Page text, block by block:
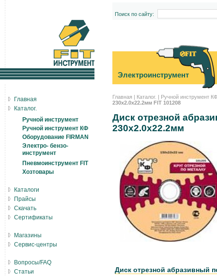
Поиск по сайту:
Электроинструмент
Главная | Каталог. | Ручной инструмент КФ
230x2.0x22.2мм FIT 101208
Диск отрезной
230x2.0x22.2мм
Диск отрезной абразивный
Главная
Каталог.
Ручной инструмент
Ручной инструмент КФ
Оборудование FIRMAN
Электро- бензо-
инструмент
Пневмоинструмент FIT
Хозтовары
Каталоги
Прайсы
Скачать
Сертификаты
Магазины
Сервис-центры
Вопросы/FAQ
Статьи